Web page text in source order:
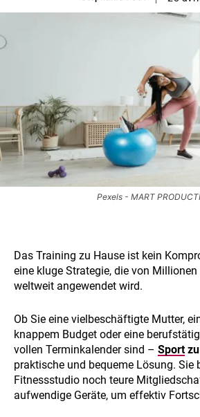
Pexels - MART
Das Training zu Hause ist kein
eine kluge Strategie, die von Millionen
weltweit angewendet wird.
Ob Sie eine vielbeschäftigte Mutter,
knappem Budget oder eine
vollen Terminkalender sind – Sportzu
praktische und bequeme Lösung. Sie
Fitnessstudio noch teure
aufwendige Geräte, um effektiv